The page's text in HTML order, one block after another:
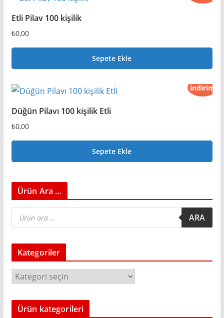
Etli Pilav 100 kişilik
₺0,00
Sepete Ekle
indirim
Düğün Pilavı 100 kişilik Etli
₺0,00
Sepete Ekle
Ürün Ara …
P
o
c
s
r
h
ARA
Kategoriler
a
t
Ürün kategorileri